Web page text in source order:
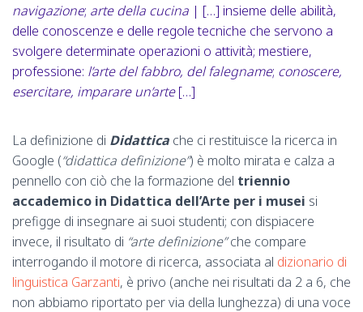
navigazione; arte della cucina | […] insieme delle abilità,
delle conoscenze e delle regole tecniche che servono a
svolgere determinate operazioni o attività; mestiere,
professione: l’arte del fabbro, del falegname; conoscere,
esercitare, imparare un’arte[…]
La definizione di Didattica che ci restituisce la ricerca in
Google (“didattica definizione”) è molto mirata e calza a
pennello con ciò che la formazione del triennio
accademico in Didattica dell’Arte per i musei si
prefigge di insegnare ai suoi studenti; con dispiacere
invece, il risultato di “arte definizione”che compare
interrogando il motore di ricerca, associata al dizionario di
linguistica Garzanti, è privo (anche nei risultati da 2 a 6, che
non abbiamo riportato per via della lunghezza) di una voce